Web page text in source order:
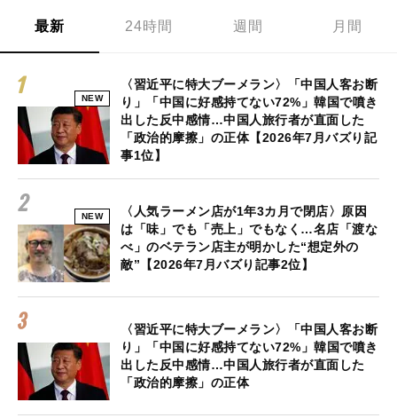
最新 24時間 週間 月間
NEW
〈習近平に特大ブーメラン〉「中国人客お断
り」「中国に好感持てない72%」韓国で噴き
出した反中感情…中国人旅行者が直面した
「政治的摩擦」の正体【2026年7月バズり記
事1位】
NEW
〈人気ラーメン店が1年3カ月で閉店〉原因
は「味」でも「売上」でもなく…名店「渡な
べ」のベテラン店主が明かした“想定外の
敵”【2026年7月バズり記事2位】
〈習近平に特大ブーメラン〉「中国人客お断
り」「中国に好感持てない72%」韓国で噴き
出した反中感情…中国人旅行者が直面した
「政治的摩擦」の正体